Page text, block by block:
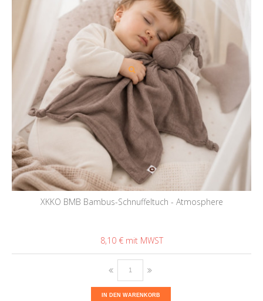
XKKO BMB Bambus-Schnuffeltuch - Atmosphere
8,10 €
IN DEN WARENKORB